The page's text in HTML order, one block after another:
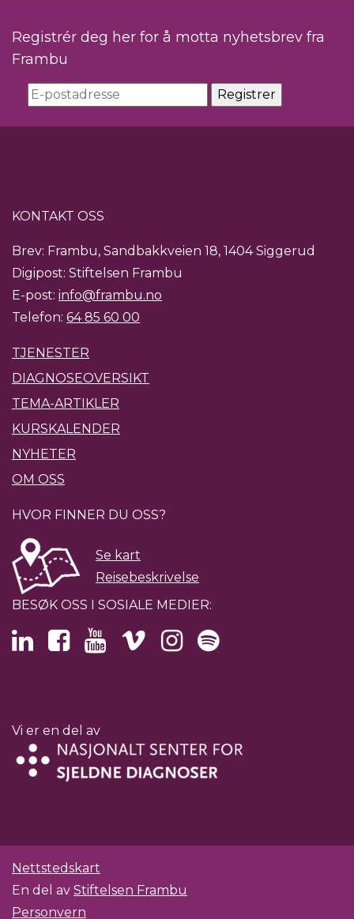
Registrér deg her for å motta nyhetsbrev fra
Frambu
KONTAKT OSS
Brev: Frambu, Sandbakkveien 18, 1404 Siggerud
Digipost: Stiftelsen Frambu
E-post: info@frambu.no
Telefon: 64 85 60 00
TJENESTER
DIAGNOSEOVERSIKT
TEMA-ARTIKLER
KURSKALENDER
NYHETER
OM OSS
HVOR FINNER DU OSS?
Se kart
Reisebeskrivelse
BESØK OSS I SOSIALE MEDIER:
Vi er en del av
Nettstedskart
En del av Stiftelsen Frambu
Personvern